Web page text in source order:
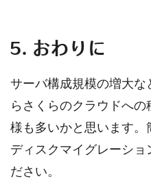
5. おわりに
サーバ構成規模の増大
らさくらのクラウドへ
様も多いかと思います。
ディスクマイグレーショ
ださい。